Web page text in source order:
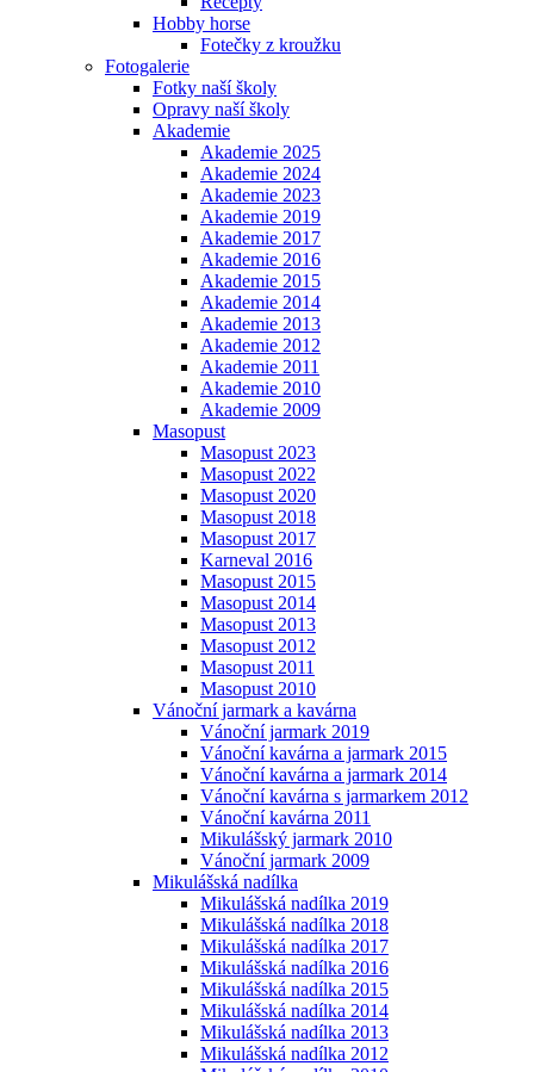
Hobby horse
Fotečky z kroužku
Fotogalerie
Fotky naší školy
Opravy naší školy
Akademie
Akademie 2025
Akademie 2024
Akademie 2023
Akademie 2019
Akademie 2017
Akademie 2016
Akademie 2015
Akademie 2014
Akademie 2013
Akademie 2012
Akademie 2011
Akademie 2010
Akademie 2009
Masopust
Masopust 2023
Masopust 2022
Masopust 2020
Masopust 2018
Masopust 2017
Karneval 2016
Masopust 2015
Masopust 2014
Masopust 2013
Masopust 2012
Masopust 2011
Masopust 2010
Vánoční jarmark a kavárna
Vánoční jarmark 2019
Vánoční kavárna a jarmark 2015
Vánoční kavárna a jarmark 2014
Vánoční kavárna s jarmarkem 2012
Vánoční kavárna 2011
Mikulášský jarmark 2010
Vánoční jarmark 2009
Mikulášská nadílka
Mikulášská nadílka 2019
Mikulášská nadílka 2018
Mikulášská nadílka 2017
Mikulášská nadílka 2016
Mikulášská nadílka 2015
Mikulášská nadílka 2014
Mikulášská nadílka 2013
Mikulášská nadílka 2012